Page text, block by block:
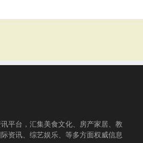
平台，汇集美食文化、房产家居、教
资讯、综艺娱乐、等多方面权威信息